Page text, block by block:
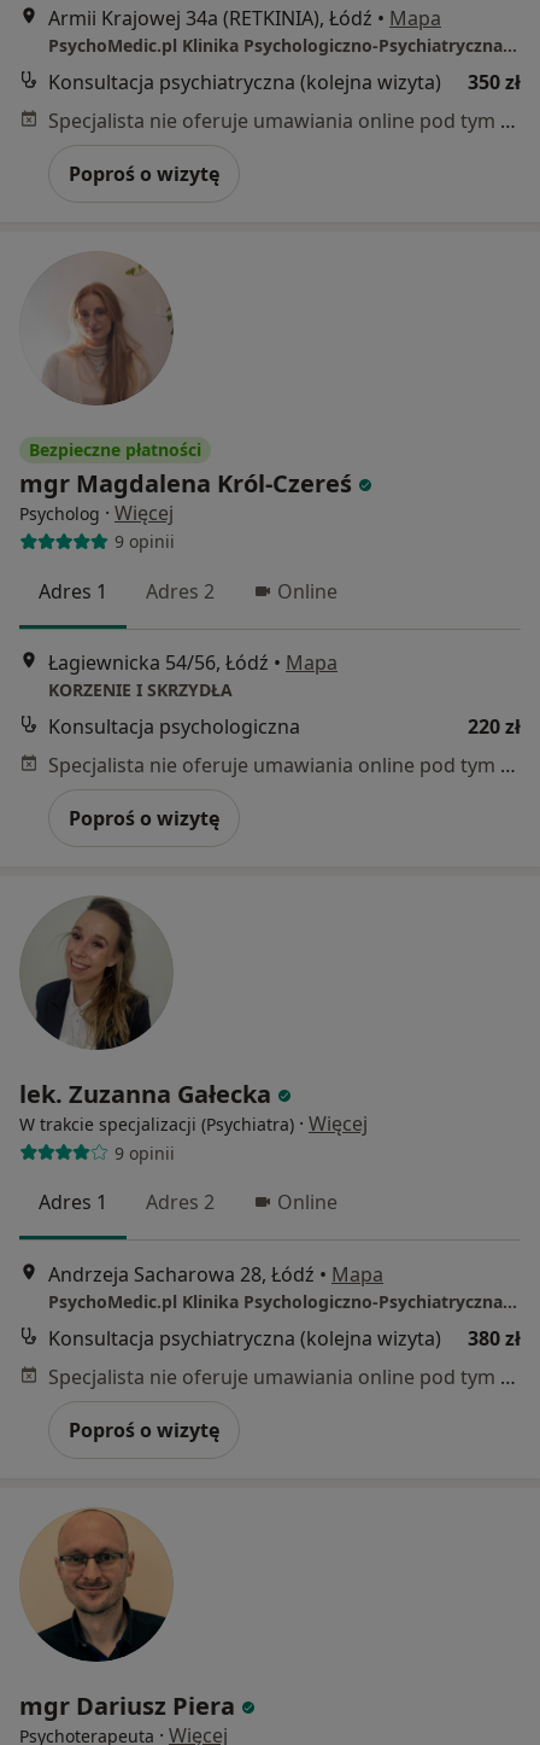
Armii Krajowej 34a (RETKINIA), Łódź • Mapa
PsychoMedic.pl Klinika Psychologiczno-Psychiatryczna Łódź (ul. Armii Krajowej 34a, Retkinia)
Konsultacja psychiatryczna (kolejna wizyta)
350 zł
Specjalista nie oferuje umawiania online pod tym adresem.
Poproś o wizytę
Bezpieczne płatności
mgr Magdalena Król-Czereś
Psycholog · Więcej
9 opinii
Adres 1 Adres 2 Online
Łagiewnicka 54/56, Łódź • Mapa
KORZENIE I SKRZYDŁA
Konsultacja psychologiczna
220 zł
Specjalista nie oferuje umawiania online pod tym adresem.
Poproś o wizytę
lek. Zuzanna Gałecka
W trakcie specjalizacji (Psychiatra) · Więcej
9 opinii
Adres 1 Adres 2 Online
Andrzeja Sacharowa 28, Łódź • Mapa
PsychoMedic.pl Klinika Psychologiczno-Psychiatryczna Łódź ul. Sacharowa 28 (Górna, Chojny)
Konsultacja psychiatryczna (kolejna wizyta)
380 zł
Specjalista nie oferuje umawiania online pod tym adresem.
Poproś o wizytę
mgr Dariusz Piera
Psychoterapeuta · Więcej